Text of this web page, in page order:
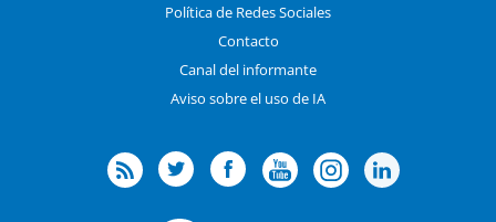
Política de Redes Sociales
Contacto
Canal del informante
Aviso sobre el uso de IA